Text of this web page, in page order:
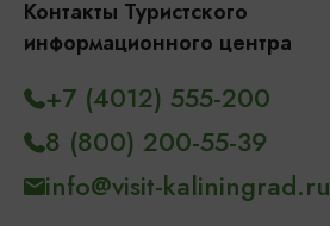
Контакты Туристского
информационного центра
+7 (4012) 555-200
8 (800) 200-55-39
info@visit-kaliningrad.ru